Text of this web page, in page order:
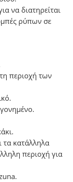
να διατηρείται
ρύπων σε
περιοχή των
τα κατάλληλα
περιοχή για